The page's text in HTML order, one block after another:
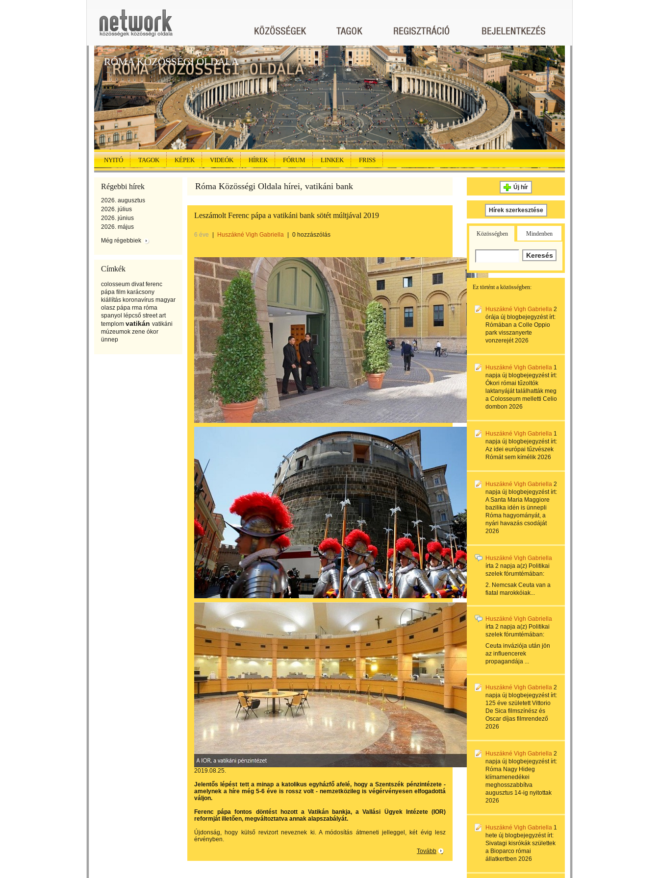
RÓMA KÖZÖSSÉGI OLDALA
NYITÓ TAGOK KÉPEK VIDEÓK HÍREK FÓRUM LINKEK FRISS
Régebbi hírek
2026. augusztus
2026. július
2026. június
2026. május
Még régebbiek
Címkék
colosseum divat ferenc
pápa film karácsony
kiállítás koronavírus magyar
olasz pápa rma róma
spanyol lépcső street art
templom vatikán vatikáni
múzeumok zene ókor
ünnep
Róma Közösségi Oldala hírei, vatikáni bank
Leszámolt Ferenc pápa a vatikáni bank sötét múltjával 2019
6 éve Huszákné Vigh Gabriella 0 hozzászólás
2019.08.25.
Jelentős lépést tett a minap a katolikus egyházfő afelé, hogy a Szentszék pénzintézete -
amelynek a híre még 5-6 éve is rossz volt - nemzetközileg is végérvényesen elfogadottá
váljon.
Ferenc pápa fontos döntést hozott a Vatikán bankja, a Vallási Ügyek Intézete (IOR)
reformját illetően, megváltoztatva annak alapszabályát.
Újdonság, hogy külső revizort neveznek ki. A módosítás átmeneti jelleggel, két évig lesz
érvényben.
Tovább
Új hír
Hírek szerkesztése
Közösségben Mindenben
Ez történt a közösségben:
Huszákné Vigh Gabriella 2
órája új blogbejegyzést írt:
Rómában a Colle Oppio
park visszanyerte
vonzerejét 2026
Huszákné Vigh Gabriella 1
napja új blogbejegyzést írt:
Ókori római tűzoltók
laktanyáját találhatták meg
a Colosseum melletti Celio
dombon 2026
Huszákné Vigh Gabriella 1
napja új blogbejegyzést írt:
Az idei európai tűzvészek
Rómát sem kímélik 2026
Huszákné Vigh Gabriella 2
napja új blogbejegyzést írt:
A Santa Maria Maggiore
bazilika idén is ünnepli
Róma hagyományát, a
nyári havazás csodáját
2026
Huszákné Vigh Gabriella
írta 2 napja a(z) Politikai
szelek fórumtémában:
2. Nemcsak Ceuta van a
fiatal marokkóiak...
Huszákné Vigh Gabriella
írta 2 napja a(z) Politikai
szelek fórumtémában:
Ceuta inváziója után jön
az influencerek
propagandája ...
Huszákné Vigh Gabriella 2
napja új blogbejegyzést írt:
125 éve született Vittorio
De Sica filmszínész és
Oscar díjas filmrendező
2026
Huszákné Vigh Gabriella 2
napja új blogbejegyzést írt:
Róma Nagy Hideg
klímamenedékei
meghosszabbítva
augusztus 14-ig nyitottak
2026
Huszákné Vigh Gabriella 1
hete új blogbejegyzést írt:
Sivatagi kisrókák születtek
a Bioparco római
állatkertben 2026